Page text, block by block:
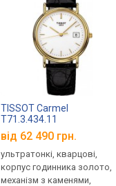
TISSOT Carmel
T71.3.434.11
від 62 490 грн.
ультратонкі, кварцові,
корпус годинника золото,
механізм з каменями,